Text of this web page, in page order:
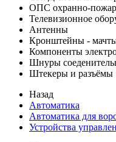
ОПС охранно-
Телевизионное
Антенны
Кронштейны -
Компоненты
Шнуры
Штекеры и разъёмы
Назад
Автоматика
Автоматика для
Устройства